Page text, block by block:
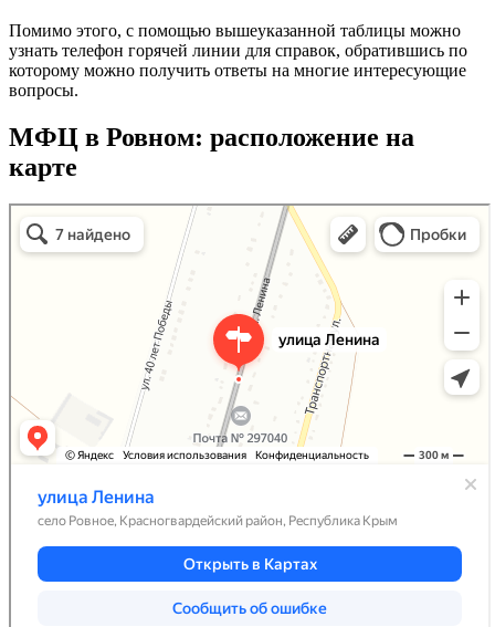
Помимо этого, с помощью вышеуказанной таблицы можно
узнать телефон горячей линии для справок, обратившись по
которому можно получить ответы на многие интересующие
вопросы.
МФЦ в Ровном: расположение на
карте